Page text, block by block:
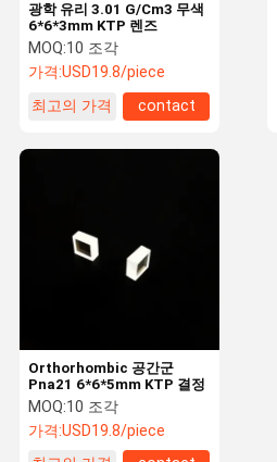
광학 유리 3.01 G/Cm3 무색
6*6*3mm KTP 렌즈
MOQ:10 조각
가격:USD19.8/piece
최고의 가격
contact
Orthorhombic 공간군
Pna21 6*6*5mm KTP 결정
MOQ:10 조각
가격:USD19.8/piece